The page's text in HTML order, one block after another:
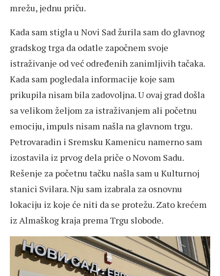
mrežu, jednu priču.
Kada sam stigla u Novi Sad žurila sam do glavnog
gradskog trga da odatle započnem svoje
istraživanje od već određenih zanimljivih tačaka.
Kada sam pogledala informacije koje sam
prikupila nisam bila zadovoljna. U ovaj grad došla
sa velikom željom za istraživanjem ali početnu
emociju, impuls nisam našla na glavnom trgu.
Petrovaradin i Sremsku Kamenicu namerno sam
izostavila iz prvog dela priče o Novom Sadu.
Rešenje za početnu tačku našla sam u Kulturnoj
stanici Svilara. Nju sam izabrala za osnovnu
lokaciju iz koje će niti da se protežu. Zato krećem
iz Almaškog kraja prema Trgu slobode.